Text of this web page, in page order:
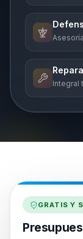
Integral
GRATIS Y